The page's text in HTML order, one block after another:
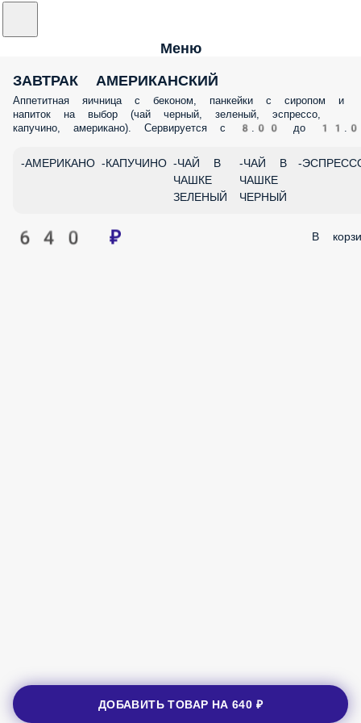
Меню
ЗАВТРАК АМЕРИКАНСКИЙ
Аппетитная яичница с беконом, панкейки с сиропом и
напиток на выбор (чай черный, зеленый, эспрессо,
капучино, американо). Сервируется с 8.00 до
-АМЕРИКАНО -КАПУЧИНО -ЧАЙ В
ЧАШКЕ
ЗЕЛЕНЫЙ
-ЧАЙ В
ЧАШКЕ
ЧЕРНЫЙ
-
640 ₽ В
ДОБАВИТЬ ТОВАР НА640 ₽